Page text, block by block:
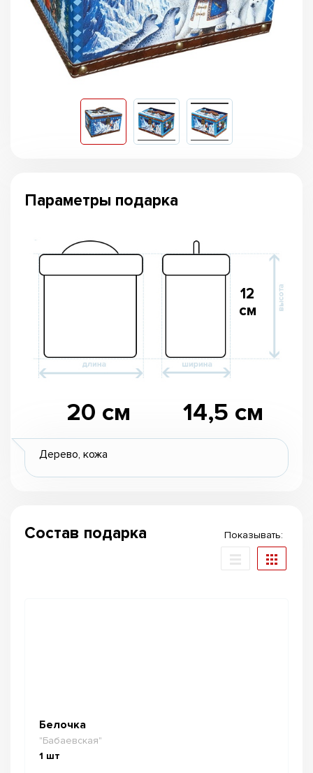
Параметры подарка
20 см 14,5 см
12
см
Дерево, кожа
Состав подарка Показывать:
Белочка
"Бабаевская"
1 шт